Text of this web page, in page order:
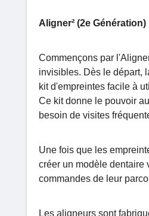
Aligner² (2e
Commençons par
invisibles. Dès le départ,
kit d'empreintes facile à
Ce kit donne le pouvoir
besoin de visites
Une fois que les
créer un modèle dentaire
commandes de leur
Les aligneurs sont